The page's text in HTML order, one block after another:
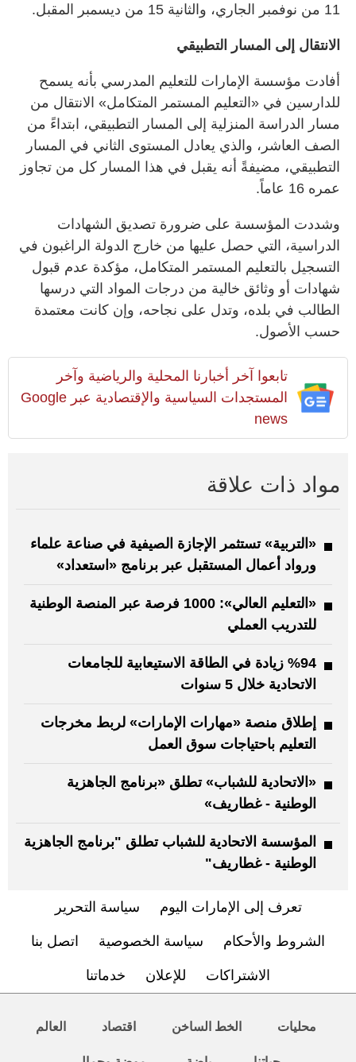
11 من نوفمبر الجاري، والثانية 15 من ديسمبر المقبل.
الانتقال إلى المسار التطبيقي
أفادت مؤسسة الإمارات للتعليم المدرسي بأنه يسمح
للدارسين في «التعليم المستمر المتكامل» الانتقال من
مسار الدراسة المنزلية إلى المسار التطبيقي، ابتداءً من
الصف العاشر، والذي يعادل المستوى الثاني في المسار
التطبيقي، مضيفةً أنه يقبل في هذا المسار كل من تجاوز
عمره 16 عاماً.
وشددت المؤسسة على ضرورة تصديق الشهادات
الدراسية، التي حصل عليها من خارج الدولة الراغبون في
التسجيل بالتعليم المستمر المتكامل، مؤكدة عدم قبول
شهادات أو وثائق خالية من درجات المواد التي درسها
الطالب في بلده، وتدل على نجاحه، وإن كانت معتمدة
حسب الأصول.
تابعوا آخر أخبارنا المحلية والرياضية وآخر
المستجدات السياسية والإقتصادية عبر Google
news
مواد ذات علاقة
«التربية» تستثمر الإجازة الصيفية في صناعة علماء
ورواد أعمال المستقبل عبر برنامج «استعداد»
«التعليم العالي»: 1000 فرصة عبر المنصة الوطنية
للتدريب العملي
%94 زيادة في الطاقة الاستيعابية للجامعات
الاتحادية خلال 5 سنوات
إطلاق منصة «مهارات الإمارات» لربط مخرجات
التعليم باحتياجات سوق العمل
«الاتحادية للشباب» تطلق «برنامج الجاهزية
الوطنية - غطاريف»
المؤسسة الاتحادية للشباب تطلق "برنامج الجاهزية
الوطنية - غطاريف"
تعرف إلى الإمارات اليوم سياسة التحرير
الشروط والأحكام سياسة الخصوصية اتصل بنا
الاشتراكات للإعلان خدماتنا
محليات الخط الساخن اقتصاد العالم